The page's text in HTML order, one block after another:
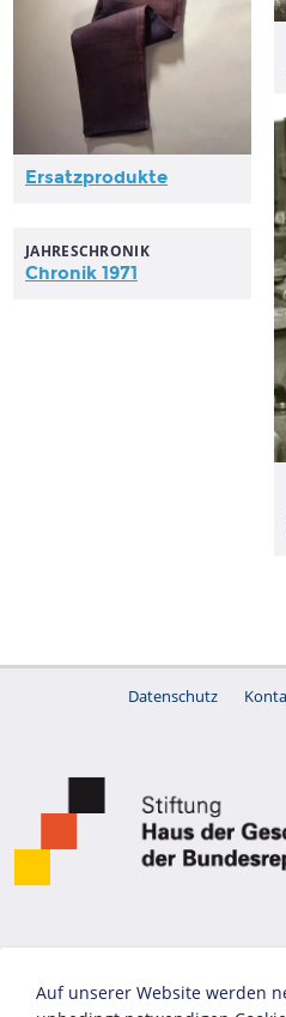
Ersatzprodukte
JAHRESCHRONIK
Chronik 1971
Datenschutz
Auf unserer Website werden